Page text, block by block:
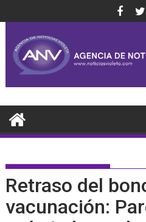
al
contenido
Retraso del
vacunación: